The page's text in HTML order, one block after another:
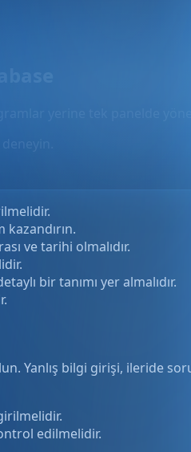
ve tarihi olmalıdır.
bir tanımı yer almalıdır.
bilgi girişi, ileride
edilmelidir.